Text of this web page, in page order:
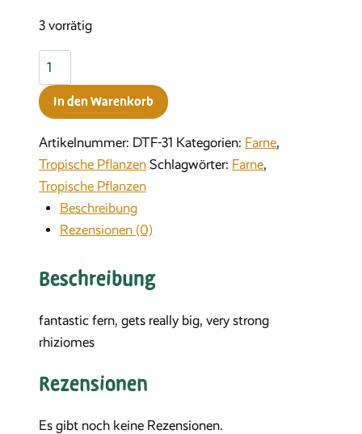
3 vorrätig
Polypodium
aureum
Menge
In den Warenkorb
Artikelnummer: DTF-31 Kategorien: Farne,
Tropische Pflanzen Schlagwörter: Farne,
Tropische Pflanzen
Beschreibung
Rezensionen (0)
Beschreibung
fantastic fern, gets really big, very strong
rhiziomes
Rezensionen
Es gibt noch keine Rezensionen.